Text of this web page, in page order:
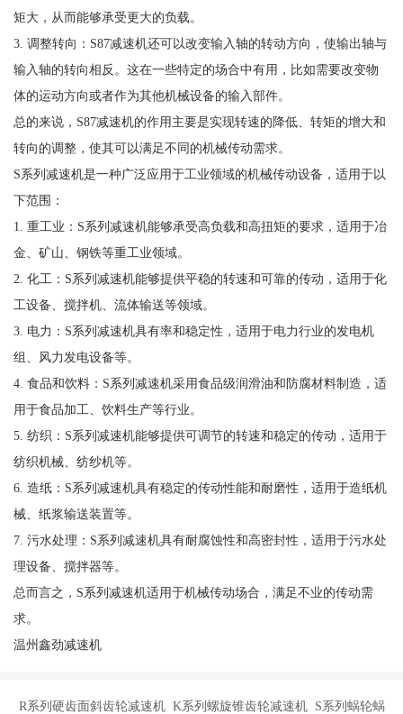
矩大，从而能够承受更大的负载。
3. 调整转向：S87减速机还可以改变输入轴的转动方向，使输出轴与
输入轴的转向相反。这在一些特定的场合中有用，比如需要改变物
体的运动方向或者作为其他机械设备的输入部件。
总的来说，S87减速机的作用主要是实现转速的降低、转矩的增大和
转向的调整，使其可以满足不同的机械传动需求。
S系列减速机是一种广泛应用于工业领域的机械传动设备，适用于以
下范围：
1. 重工业：S系列减速机能够承受高负载和高扭矩的要求，适用于冶
金、矿山、钢铁等重工业领域。
2. 化工：S系列减速机能够提供平稳的转速和可靠的传动，适用于化
工设备、搅拌机、流体输送等领域。
3. 电力：S系列减速机具有率和稳定性，适用于电力行业的发电机
组、风力发电设备等。
4. 食品和饮料：S系列减速机采用食品级润滑油和防腐材料制造，适
用于食品加工、饮料生产等行业。
5. 纺织：S系列减速机能够提供可调节的转速和稳定的传动，适用于
纺织机械、纺纱机等。
6. 造纸：S系列减速机具有稳定的传动性能和耐磨性，适用于造纸机
械、纸浆输送装置等。
7. 污水处理：S系列减速机具有耐腐蚀性和高密封性，适用于污水处
理设备、搅拌器等。
总而言之，S系列减速机适用于机械传动场合，满足不业的传动需
求。
温州鑫劲减速机
R系列硬齿面斜齿轮减速机 K系列螺旋锥齿轮减速机 S系列蜗轮蜗